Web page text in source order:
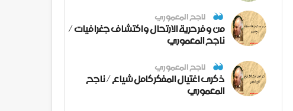
ناجح المعموري
من وفر حرية الارتحال واكتشاف جغرافيات /
ناجح المعموري
ناجح المعموري
ذكرى اغتيال المفكر كامل شياع / ناجح
المعموري